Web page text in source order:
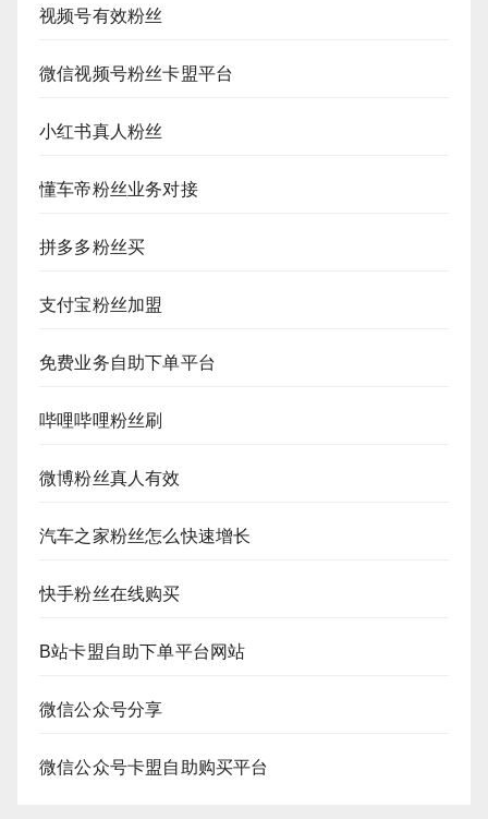
视频号有效粉丝
微信视频号粉丝卡盟平台
小红书真人粉丝
懂车帝粉丝业务对接
拼多多粉丝买
支付宝粉丝加盟
免费业务自助下单平台
哔哩哔哩粉丝刷
微博粉丝真人有效
汽车之家粉丝怎么快速增长
快手粉丝在线购买
B站卡盟自助下单平台网站
微信公众号分享
微信公众号卡盟自助购买平台